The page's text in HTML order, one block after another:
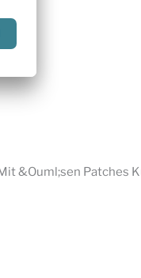
&Ouml;sen Patches